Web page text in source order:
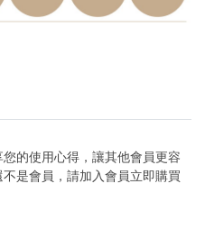
的使用心得，讓其他會員更容
是會員，請加入會員立即購買